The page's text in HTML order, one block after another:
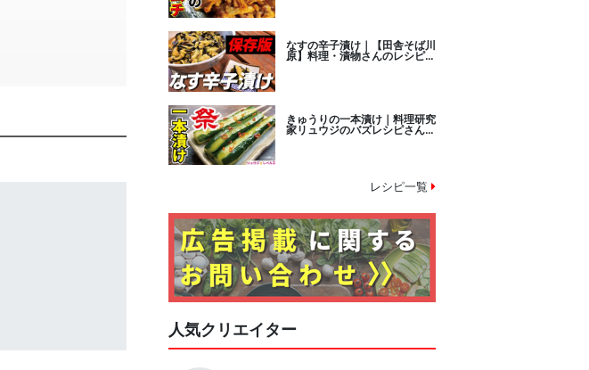
なすの辛子漬け｜【田舎そば川
原】料理・漬物さんのレシピ書
きゅうりの一本漬け｜料理研究
家リュウジのバズレシピさんの
レシピ書き起こし
レシピ一覧
人気クリエイター